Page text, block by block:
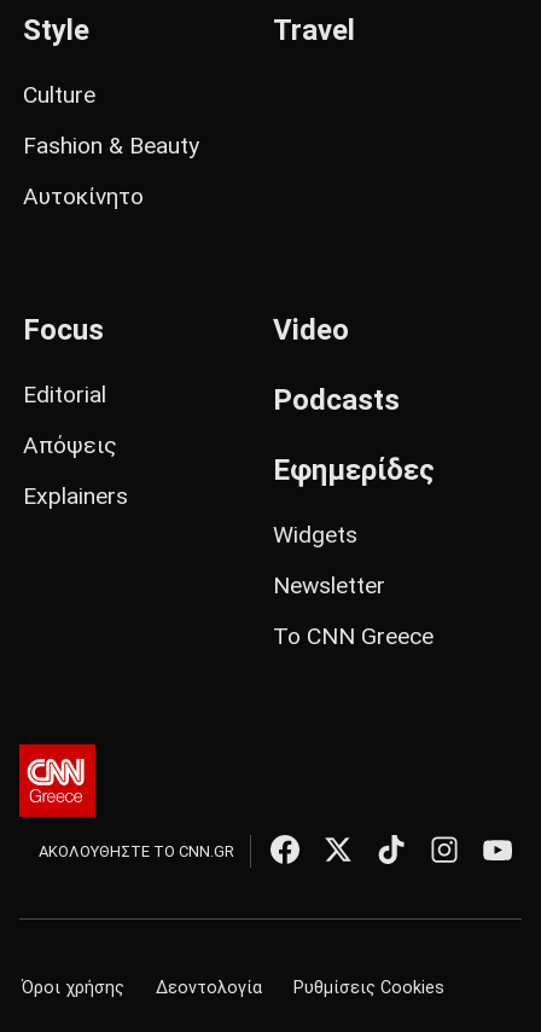
Style
Culture
Fashion & Beauty
Αυτοκίνητο
Travel
Focus
Editorial
Απόψεις
Explainers
Video
Podcasts
Εφημερίδες
Widgets
Newsletter
Το CNN Greece
ΑΚΟΛΟΥΘΗΣΤΕ ΤΟ CNN.GR
Όροι χρήσης Δεοντολογία Ρυθμίσεις Cookies